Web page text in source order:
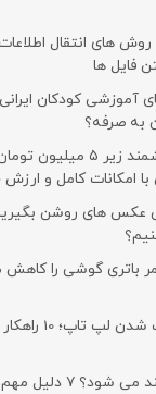
های انتقال
فایل ها
آموزشی کودکان
به صرفه؟
بهترین ساعت های هوشمند
امکانات کامل و ارزش
های روشن
باتری گوشی را کاهش
آموزش
چرا لپتاپ شما